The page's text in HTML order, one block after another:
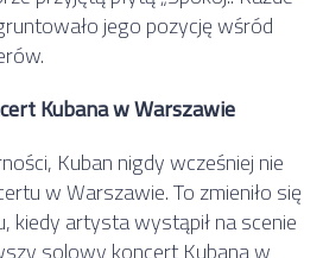
jego pozycję wśród
Kubana w Warszawie
Kuban nigdy wcześniej nie
w Warszawie. To zmieniło się
kiedy artysta wystąpił na scenie